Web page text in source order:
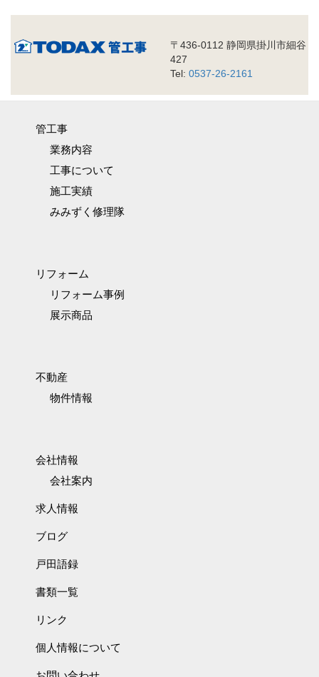
〒436-0112 静岡県掛川市細谷
427
Tel: 0537-26-2161
管工事
業務内容
工事について
施工実績
みみずく修理隊
リフォーム
リフォーム事例
展示商品
不動産
物件情報
会社情報
会社案内
求人情報
ブログ
戸田語録
書類一覧
リンク
個人情報について